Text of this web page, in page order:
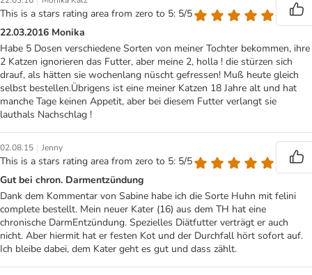
This is a stars rating area from zero to 5: 5/5
22.03.2016 Monika
Habe 5 Dosen verschiedene Sorten von meiner Tochter bekommen, ihre
2 Katzen ignorieren das Futter, aber meine 2, holla ! die stürzen sich
drauf, als hätten sie wochenlang nüscht gefressen! Muß heute gleich
selbst bestellen.Übrigens ist eine meiner Katzen 18 Jahre alt und hat
manche Tage keinen Appetit, aber bei diesem Futter verlangt sie
lauthals Nachschlag !
02.08.15 | Jenny
This is a stars rating area from zero to 5: 5/5
Gut bei chron. Darmentzündung
Dank dem Kommentar von Sabine habe ich die Sorte Huhn mit felini
complete bestellt. Mein neuer Kater (16) aus dem TH hat eine
chronische DarmEntzündung. Spezielles Diätfutter verträgt er auch
nicht. Aber hiermit hat er festen Kot und der Durchfall hört sofort auf.
Ich bleibe dabei, dem Kater geht es gut und dass zählt.